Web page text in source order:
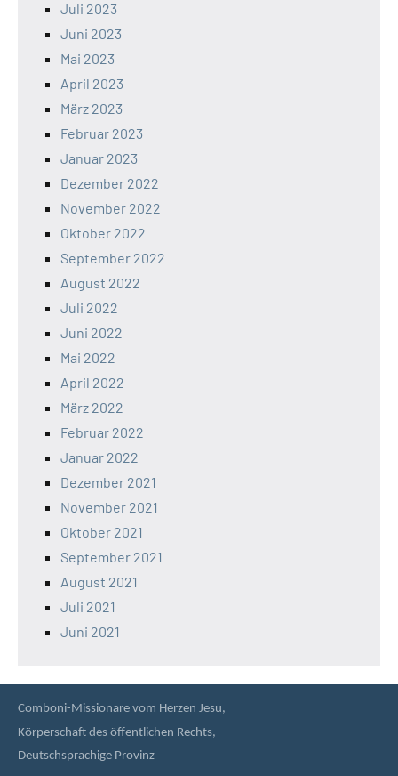
Juli 2023
Juni 2023
Mai 2023
April 2023
März 2023
Februar 2023
Januar 2023
Dezember 2022
November 2022
Oktober 2022
September 2022
August 2022
Juli 2022
Juni 2022
Mai 2022
April 2022
März 2022
Februar 2022
Januar 2022
Dezember 2021
November 2021
Oktober 2021
September 2021
August 2021
Juli 2021
Juni 2021
Comboni-Missionare vom Herzen Jesu,
Körperschaft des öffentlichen Rechts,
Deutschsprachige Provinz